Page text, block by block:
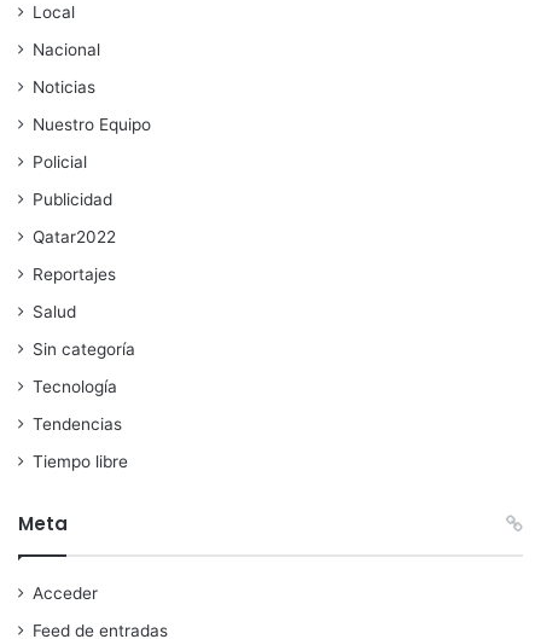
Local
Nacional
Noticias
Nuestro Equipo
Policial
Publicidad
Qatar2022
Reportajes
Salud
Sin categoría
Tecnología
Tendencias
Tiempo libre
Meta
Acceder
Feed de entradas